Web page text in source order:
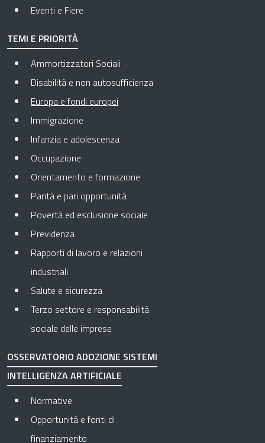
Eventi e Fiere
TEMI E PRIORITÀ
Ammortizzatori Sociali
Disabilità e non autosufficienza
Europa e fondi europei
Immigrazione
Infanzia e adolescenza
Occupazione
Orientamento e formazione
Parità e pari opportunità
Povertà ed esclusione sociale
Previdenza
Rapporti di lavoro e relazioni
industriali
Salute e sicurezza
Terzo settore e responsabilità
sociale delle imprese
OSSERVATORIO ADOZIONE SISTEMI
INTELLIGENZA ARTIFICIALE
Normative
Opportunità e fonti di
finanziamento